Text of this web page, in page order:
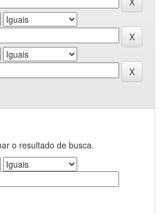
o resultado de busca.